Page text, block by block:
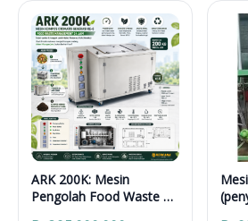
ARK 200K: Mesin
Pengolah Food Waste 24